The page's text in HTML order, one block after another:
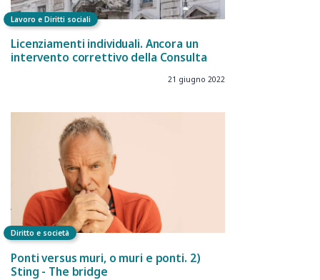
Lavoro e Diritti sociali
Licenziamenti individuali. Ancora un
intervento correttivo della Consulta
21 giugno 2022
Diritto e società
Ponti versus muri, o muri e ponti. 2)
Sting - The bridge